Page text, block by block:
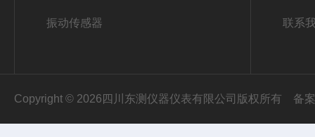
振动传感器 联系
Copyright © 2026四川东测仪器仪表有限公司版权所有 备